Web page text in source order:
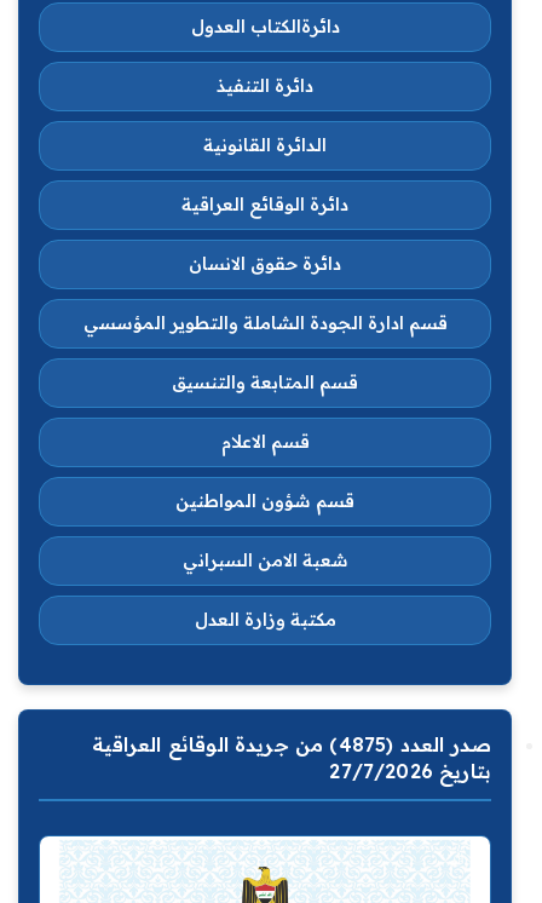
دائرةالكتاب العدول
دائرة التنفيذ
الدائرة القانونية
دائرة الوقائع العراقية
دائرة حقوق الانسان
قسم ادارة الجودة الشاملة والتطوير المؤسسي
قسم المتابعة والتنسيق
قسم الاعلام
قسم شؤون المواطنين
شعبة الامن السبراني
مكتبة وزارة العدل
صدر العدد (4875) من جريدة الوقائع العراقية
بتاريخ 27/7/2026